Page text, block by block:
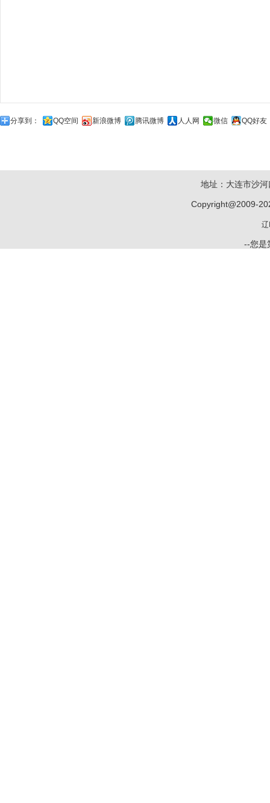
分享到： QQ空间 新浪微博 腾讯微博 人人网 微信 QQ好友
地址：大连市沙
Copyright@2009-
--您是